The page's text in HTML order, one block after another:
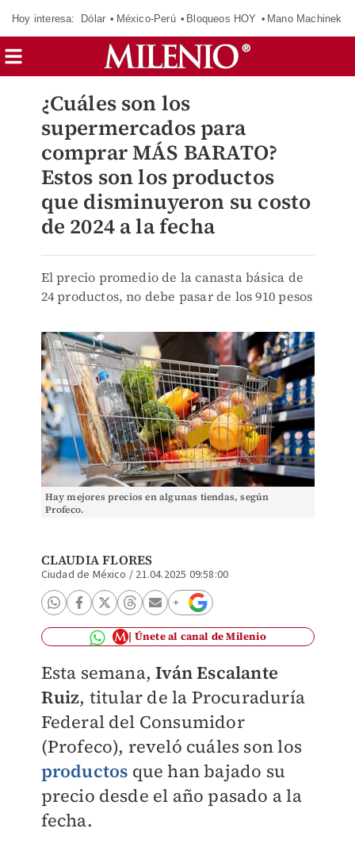
Hoy interesa: Dólar México-Perú Bloqueos HOY Mano Machinek
¿Cuáles son los
supermercados para
comprar MÁS BARATO?
Estos son los productos
que disminuyeron su costo
de 2024 a la fecha
El precio promedio de la canasta básica de
24 productos, no debe pasar de los 910 pesos
Hay mejores precios en algunas tiendas, según
Profeco.
CLAUDIA FLORES
Ciudad de México / 21.04.2025 09:58:00
Únete al canal de Milenio
Esta semana, Iván Escalante
Ruiz, titular de la Procuraduría
Federal del Consumidor
(Profeco), reveló cuáles son los
productos que han bajado su
precio desde el año pasado a la
fecha.